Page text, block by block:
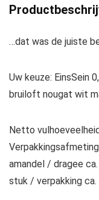
…dat was de juiste
Uw keuze: EinsSein
bruiloft nougat wit
Netto vulhoeveelheid
amandel / dragee
stuk / verpakking